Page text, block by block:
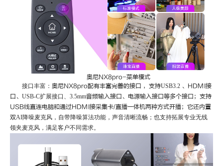
奥尼NX8pro-菜单模式
接口丰富： 奥尼NX8pro配有丰富完善的接口 ，支持USB3.2 、
HDMI接
口、 USB-C扩展接口、3.5mm音频输入接口、电源输入接口等多个接口；支持
USB线直连电脑和通过HDMI接采集卡/直播一体机两种方式开播；它还内置
双AI降噪麦克风，自带降噪算法功能，声音清晰流畅；也支持拓展专业无线
领夹麦克风，满足客户不同需求。